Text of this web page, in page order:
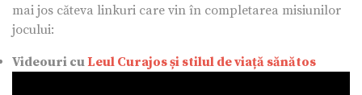
mai jos căteva linkuri care vin în completarea misiunilor
jocului:
Videouri cuLeul Curajos și stilul de viață sănătos